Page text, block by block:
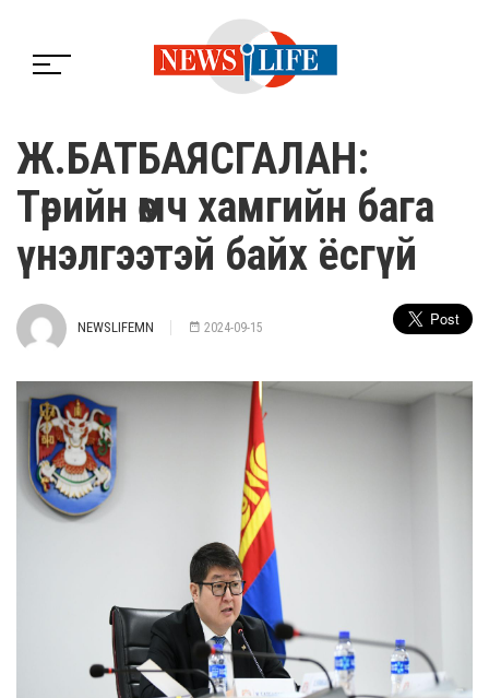
Ж.БАТБАЯСГАЛАН:
Төрийн өмч хамгийн бага
үнэлгээтэй байх ёсгүй
NEWSLIFEMN 2024-09-15